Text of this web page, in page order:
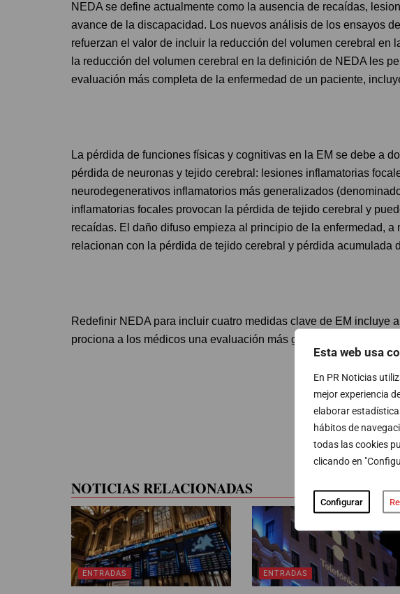
Esta web usa
En PR Noticias
mejor experiencia
elaborar
hábitos de
todas las cookies
clicando en
Configurar
NEDA se define actualmente como la ausencia de recaídas,
avance de la discapacidad. Los nuevos análisis de los ensayos
refuerzan el valor de incluir la reducción del volumen cerebral en
la reducción del volumen cerebral en la definición de NEDA les
evaluación más completa de la enfermedad de un paciente,
La pérdida de funciones físicas y cognitivas en la EM se debe a
pérdida de neuronas y tejido cerebral: lesiones inflamatorias
neurodegenerativos inflamatorios más generalizados
inflamatorias focales provocan la pérdida de tejido cerebral y
recaídas. El daño difuso empieza al principio de la enfermedad, a
relacionan con la pérdida de tejido cerebral y pérdida acumulada
Redefinir NEDA para incluir cuatro medidas clave de EM incluye
prociona a los médicos una evaluación más global y equilibrada
PUBLICIDAD
NOTICIAS RELACIONADAS
ENTRADAS ENTRADAS